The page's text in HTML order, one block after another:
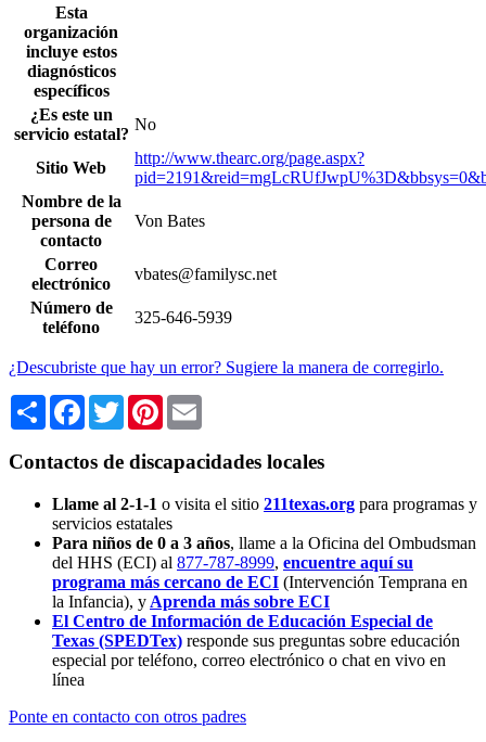
Esta
organización
incluye estos
diagnósticos
específicos
¿Es este un
servicio estatal?
No
Sitio Web
http://www.thearc.org/page.aspx?
Nombre de la
persona de
contacto
Von Bates
Correo
electrónico
vbates@familysc.net
Número de
teléfono
325-646-5939
¿Descubriste que hay un error? Sugiere la manera de corregirlo.
Share Facebook
TwitterPinterest
Contactos de discapacidades locales
Llame al 2-1-1 o visita el sitio 211texas.org para programas y
servicios estatales
Para niños de 0 a 3 años, llame a la Oficina del Ombudsman
del HHS (ECI) al 877-787-8999, encuentre aquí su
programa más cercano de ECI (Intervención Temprana en
la Infancia), y Aprenda más sobre ECI
El Centro de Información de Educación Especial de
Texas (SPEDTex) responde sus preguntas sobre educación
especial por teléfono, correo electrónico o chat en vivo en
línea
Ponte en contacto con otros padres